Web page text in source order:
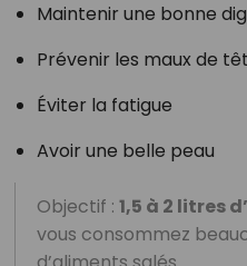
Maintenir une bonne
Prévenir les maux de
Éviter la fatigue
Avoir une belle peau
Objectif : 1,5 à 2 litres
vous consommez